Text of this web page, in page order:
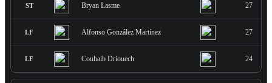
ST Bryan Lasme 27
LF Alfonso González Martínez 27
LF Couhaib Driouech 24